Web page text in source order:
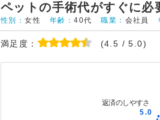
ペットの手術代がすぐに必
性別：女性 年齢：40代 職業： 会社員
満足度： (4.5 / 5.0)